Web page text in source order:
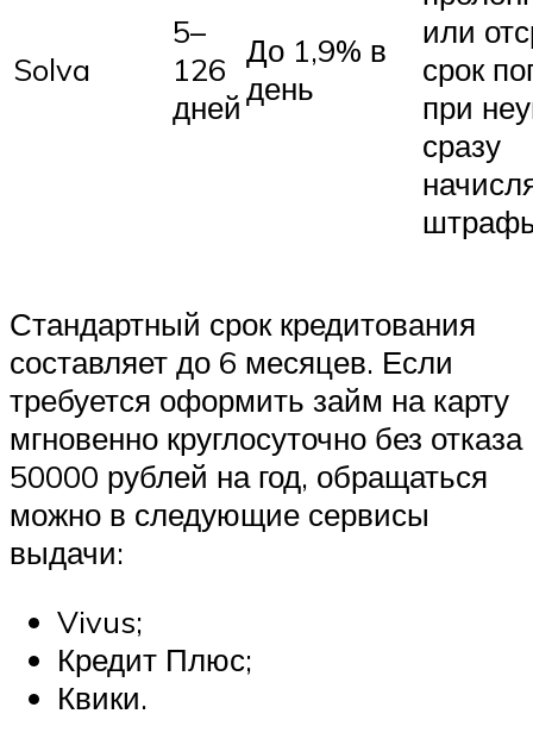
Solva
5–
126
дней
До 1,9% в
день
или
срок
при
сразу
Стандартный срок кредитования
составляет до 6 месяцев. Если
требуется оформить займ на карту
мгновенно круглосуточно без отказа
50000 рублей на год, обращаться
можно в следующие сервисы
выдачи:
Vivus;
Кредит Плюс;
Квики.